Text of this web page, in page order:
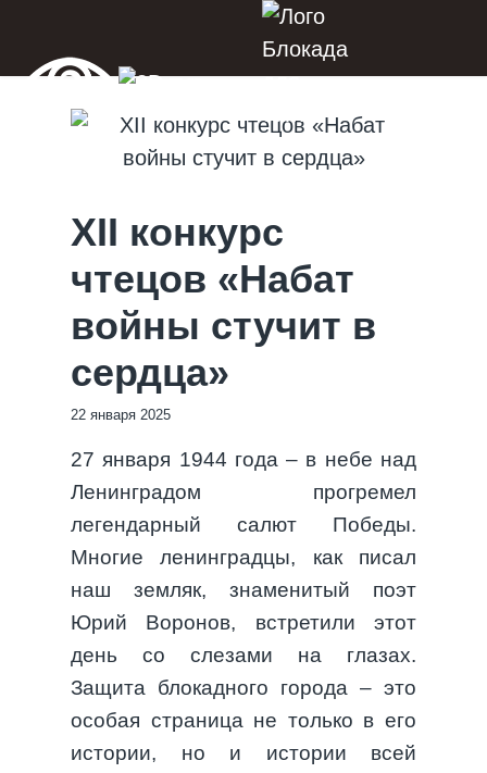
XII конкурс
чтецов «Набат
войны стучит в
сердца»
22 января 2025
27 января 1944 года – в небе над
Ленинградом прогремел
легендарный салют Победы.
Многие ленинградцы, как писал
наш земляк, знаменитый поэт
Юрий Воронов, встретили этот
день со слезами на глазах.
Защита блокадного города – это
особая страница не только в его
истории, но и истории всей